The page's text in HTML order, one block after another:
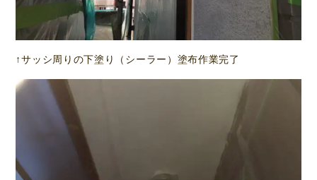
↑サッシ周りの下塗り（シーラー）塗布作業完了